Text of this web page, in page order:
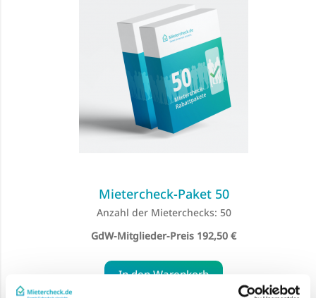
Mietercheck-Paket 50
Anzahl der Mieterchecks: 50
Special
Price
192,50 €
In den Warenkorb